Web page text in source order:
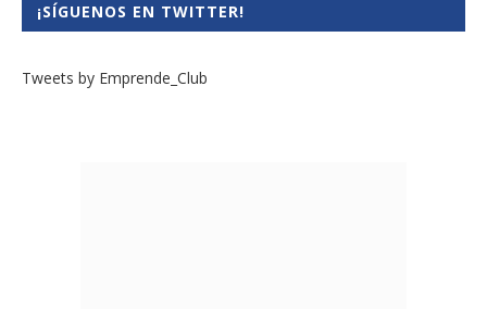
¡SÍGUENOS EN TWITTER!
Tweets by Emprende_Club